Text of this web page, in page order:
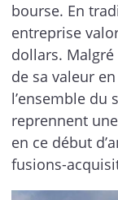
bourse. En
entreprise
dollars. Malgré
de sa valeur
l’ensemble du
reprennent
en ce début
fusions-